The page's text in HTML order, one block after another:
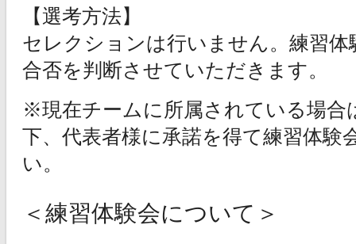
【選考方法】
セレクションは行いません。練習体
合否を判断させていただきます。
※現在チームに所属されている場合
下、代表者様に承諾を得て練習体験
い。
＜練習体験会について＞